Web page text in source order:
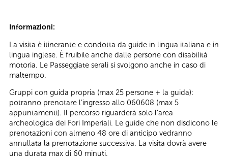
Informazioni:
La visita è itinerante e condotta da guide in lingua italiana e in
lingua inglese. È fruibile anche dalle persone con disabilità
motoria. Le Passeggiate serali si svolgono anche in caso di
maltempo.
Gruppi con guida propria (max 25 persone + la guida):
potranno prenotare l’ingresso allo 060608 (max 5
appuntamenti). Il percorso riguarderà solo l’area
archeologica dei Fori Imperiali. Le guide che non disdicono le
prenotazioni con almeno 48 ore di anticipo vedranno
annullata la prenotazione successiva. La visita dovrà avere
una durata max di 60 minuti.